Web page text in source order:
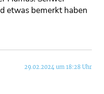
etwas bemerkt haben
29.02.2024 um 18:28 Uhr